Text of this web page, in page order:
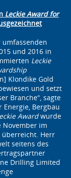
Leckie Award for
und 2016 in
Leckie
Klondike Gold
und setzt
Branche“, sagte
Bergbau
Awardwurde
November im
Herr
seitens des
Drilling Limited